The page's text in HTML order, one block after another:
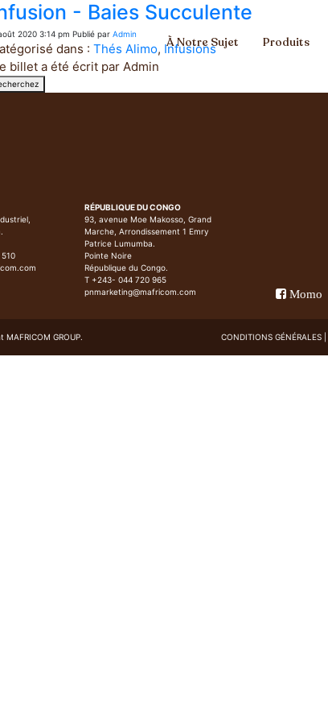
À Notre Sujet Produits
- Baies Succulente
2020 3:14 pm Publié par Admin
dans : Thés Alimo, Infusions
billet a été écrit par Admin
RÉPUBLIQUE DU CONGO
93, avenue Moe Makosso, Grand
Marche, Arrondissement 1 Emry
Patrice Lumumba.
Pointe Noire
République du Congo.
T +243- 044 720 965
pnmarketing@mafricom.com
Momo
GROUP. CONDITIONS GÉNÉRALES|